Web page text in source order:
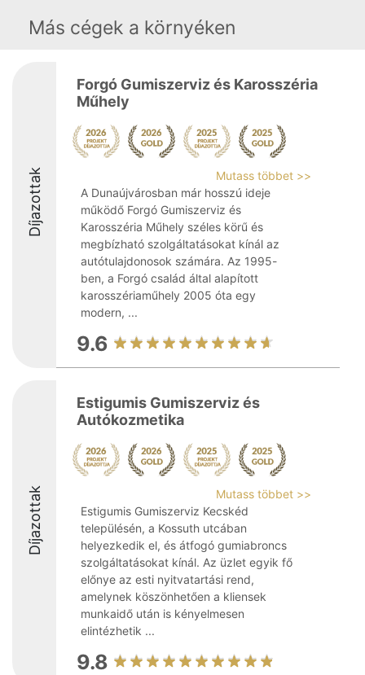
Más cégek a környéken
Díjazottak
Forgó Gumiszerviz és Karosszéria
Műhely
Mutass többet >>
A Dunaújvárosban már hosszú ideje
működő Forgó Gumiszerviz és
Karosszéria Műhely széles körű és
megbízható szolgáltatásokat kínál az
autótulajdonosok számára. Az 1995-
ben, a Forgó család által alapított
karosszériaműhely 2005 óta egy
modern, ...
9.6
Díjazottak
Estigumis Gumiszerviz és
Autókozmetika
Mutass többet >>
Estigumis Gumiszerviz Kecskéd
településén, a Kossuth utcában
helyezkedik el, és átfogó gumiabroncs
szolgáltatásokat kínál. Az üzlet egyik fő
előnye az esti nyitvatartási rend,
amelynek köszönhetően a kliensek
munkaidő után is kényelmesen
elintézhetik ...
9.8